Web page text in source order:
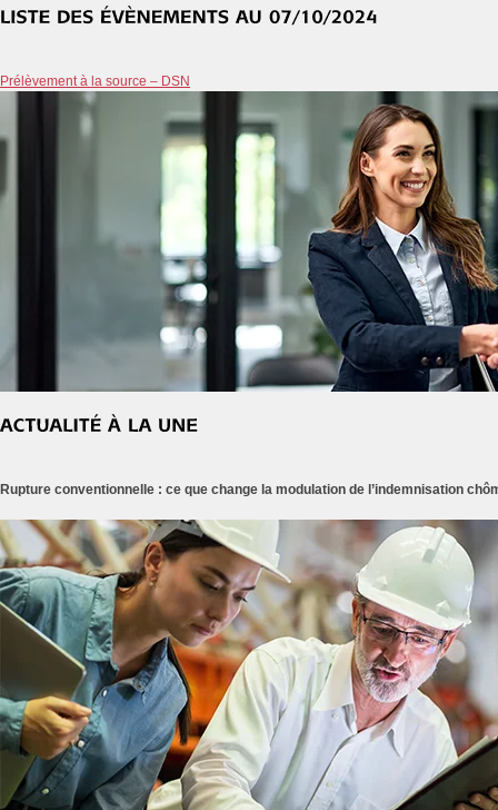
Prélèvement à la source – DSN
Rupture conventionnelle : ce que change la modulation de l’indemnisation